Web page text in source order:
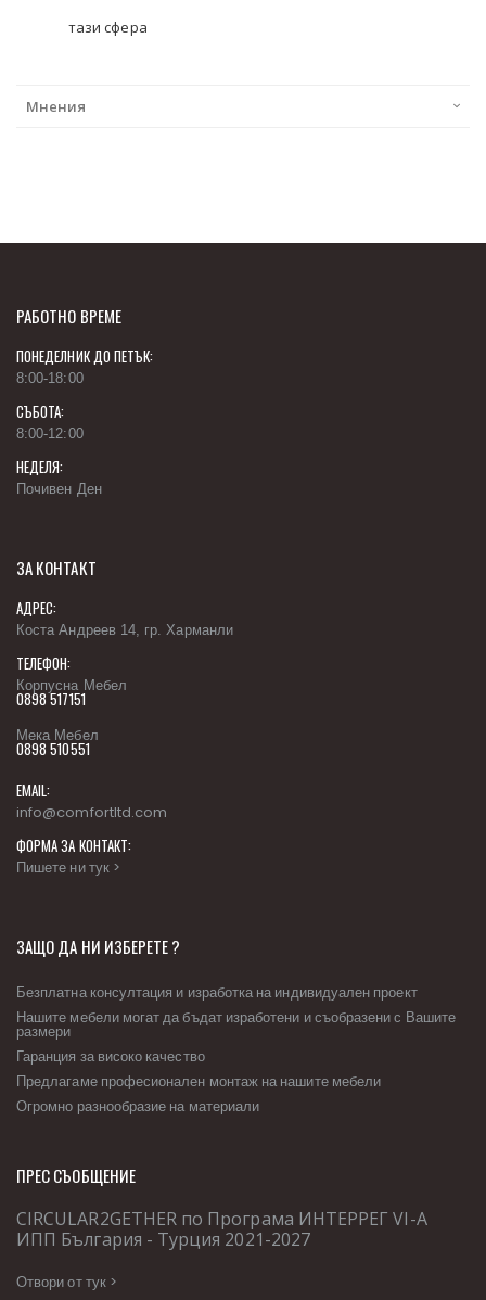
тази сфера
Мнения
РАБОТНО ВРЕМЕ
ПОНЕДЕЛНИК ДО ПЕТЪК:
8:00-18:00
СЪБОТА:
8:00-12:00
НЕДЕЛЯ:
Почивен Ден
ЗА КОНТАКТ
АДРЕС:
Коста Андреев 14, гр. Харманли
ТЕЛЕФОН:
Корпусна Мебел
0898 517151
Мека Мебел
0898 510551
EMAIL:
info@comfortltd.com
ФОРМА ЗА КОНТАКТ:
Пишете ни тук >
ЗАЩО ДА НИ ИЗБЕРЕТЕ ?
Безплатна консултация и изработка на индивидуален проект
Нашите мебели могат да бъдат изработени и съобразени с Вашите
размери
Гаранция за високо качество
Предлагаме професионален монтаж на нашите мебели
Огромно разнообразие на материали
ПРЕС СЪОБЩЕНИЕ
CIRCULAR2GETHER по Програма ИНТЕРРЕГ VІ-А
ИПП България - Турция 2021-2027
Отвори от тук >